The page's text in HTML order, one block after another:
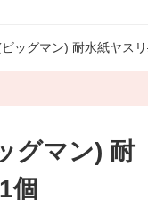
ッグマン) 耐水紙ヤス
グマン) 耐
個